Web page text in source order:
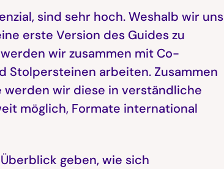
sind sehr hoch. Weshalb wir uns
erste Version des Guides zu
wir zusammen mit Co-
Stolpersteinen arbeiten. Zusammen
wir diese in verständliche
möglich, Formate international
geben, wie sich